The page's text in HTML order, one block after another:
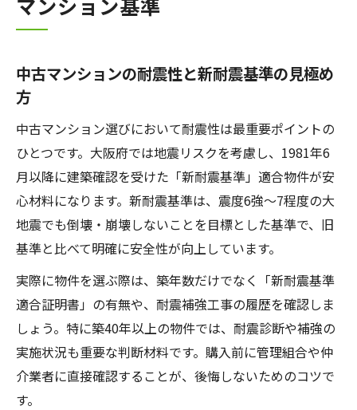
中古マンションの耐震性と新耐震基準の見極め
方
中古マンション選びにおいて耐震性は最重要ポイントの
ひとつです。大阪府では地震リスクを考慮し、1981年6
月以降に建築確認を受けた「新耐震基準」適合物件が安
心材料になります。新耐震基準は、震度6強～7程度の大
地震でも倒壊・崩壊しないことを目標とした基準で、旧
基準と比べて明確に安全性が向上しています。
実際に物件を選ぶ際は、築年数だけでなく「新耐震基準
適合証明書」の有無や、耐震補強工事の履歴を確認しま
しょう。特に築40年以上の物件では、耐震診断や補強の
実施状況も重要な判断材料です。購入前に管理組合や仲
介業者に直接確認することが、後悔しないためのコツで
す。